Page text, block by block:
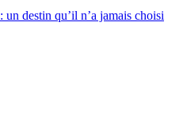
destin qu’il n’a jamais choisi